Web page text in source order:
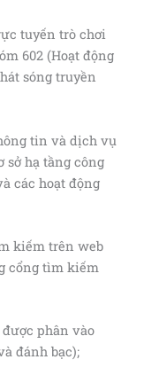
tuyến trò chơi
602 (Hoạt động
sóng truyền
tin và dịch vụ
sở hạ tầng công
các hoạt động
kiếm trên web
cổng tìm kiếm
phân vào
đánh bạc);